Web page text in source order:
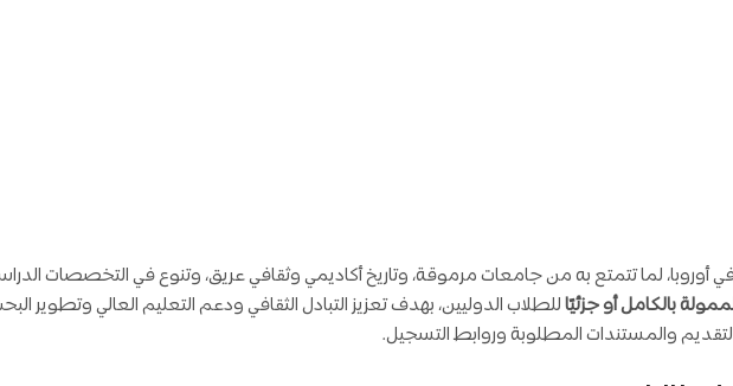
في أوروبا، لما تتمتع به من جامعات مرموقة، وتاريخ أكاديمي وثقافي عريق، وتنوع في التخصصات
بالكامل أو جزئيًاللطلاب الدوليين، بهدف تعزيز التبادل الثقافي ودعم التعليم العالي وتطوير
والمستندات المطلوبة وروابط التسجيل.